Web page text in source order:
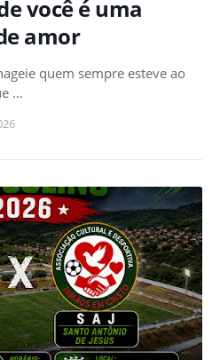
você é uma
amor
quem sempre esteve ao
…